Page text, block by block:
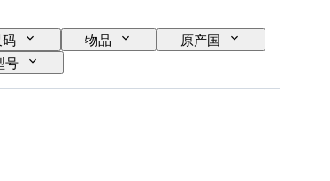
码 物品
原产国
号